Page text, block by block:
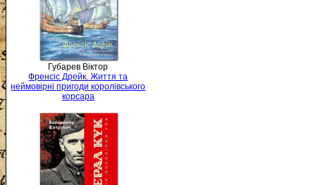
Губарев Віктор
Френсіс Дрейк. Життя та
неймовірні пригоди королівського
корсара